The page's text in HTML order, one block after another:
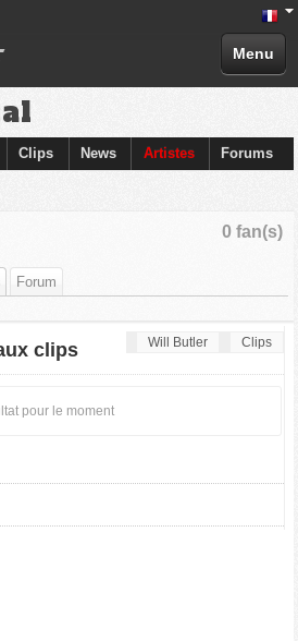
Menu
Clips News Artistes Forums
0 fan(s)
Forum
Will Butler Clips
clips
pour le moment